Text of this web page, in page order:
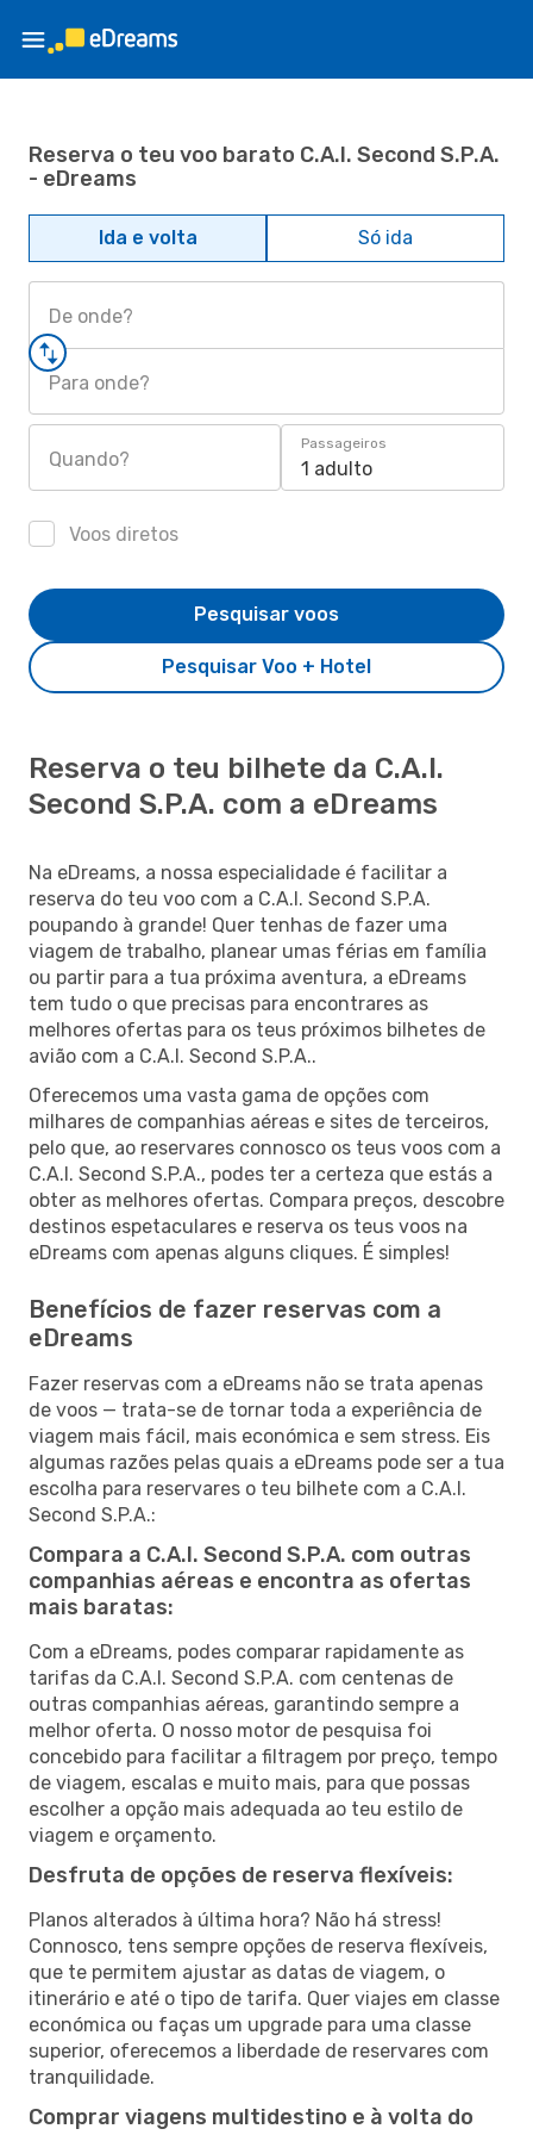
Reserva o teu voo barato C.A.I. Second S.P.A.
- eDreams
Ida e volta Só ida
De onde?
Para onde?
Quando?
Passageiros
1 adulto
Voos diretos
Pesquisar Voo + Hotel
Pesquisar voos
Reserva o teu bilhete da C.A.I.
Second S.P.A. com a eDreams
Na eDreams, a nossa especialidade é facilitar a
reserva do teu voo com a C.A.I. Second S.P.A.
poupando à grande! Quer tenhas de fazer uma
viagem de trabalho, planear umas férias em família
ou partir para a tua próxima aventura, a eDreams
tem tudo o que precisas para encontrares as
melhores ofertas para os teus próximos bilhetes de
avião com a C.A.I. Second S.P.A..
Oferecemos uma vasta gama de opções com
milhares de companhias aéreas e sites de terceiros,
pelo que, ao reservares connosco os teus voos com a
C.A.I. Second S.P.A., podes ter a certeza que estás a
obter as melhores ofertas. Compara preços, descobre
destinos espetaculares e reserva os teus voos na
eDreams com apenas alguns cliques. É simples!
Benefícios de fazer reservas com a
eDreams
Fazer reservas com a eDreams não se trata apenas
de voos — trata-se de tornar toda a experiência de
viagem mais fácil, mais económica e sem stress. Eis
algumas razões pelas quais a eDreams pode ser a tua
escolha para reservares o teu bilhete com a C.A.I.
Second S.P.A.:
Compara a C.A.I. Second S.P.A. com outras
companhias aéreas e encontra as ofertas
mais baratas:
Com a eDreams, podes comparar rapidamente as
tarifas da C.A.I. Second S.P.A. com centenas de
outras companhias aéreas, garantindo sempre a
melhor oferta. O nosso motor de pesquisa foi
concebido para facilitar a filtragem por preço, tempo
de viagem, escalas e muito mais, para que possas
escolher a opção mais adequada ao teu estilo de
viagem e orçamento.
Desfruta de opções de reserva flexíveis:
Planos alterados à última hora? Não há stress!
Connosco, tens sempre opções de reserva flexíveis,
que te permitem ajustar as datas de viagem, o
itinerário e até o tipo de tarifa. Quer viajes em classe
económica ou faças um upgrade para uma classe
superior, oferecemos a liberdade de reservares com
tranquilidade.
Comprar viagens multidestino e à volta do